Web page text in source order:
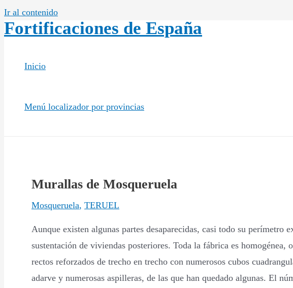
Ir al contenido
Fortificaciones de España
Inicio
Menú localizador por provincias
Murallas de Mosqueruela
Mosqueruela, TERUEL
Aunque existen algunas partes desaparecidas, casi todo su
sustentación de viviendas posteriores. Toda la fábrica es
rectos reforzados de trecho en trecho con numerosos cubos
adarve y numerosas aspilleras, de las que han quedado algunas. El